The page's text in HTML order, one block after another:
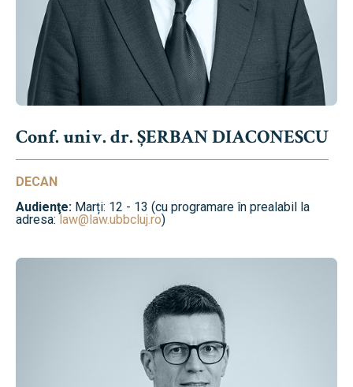
Conf. univ. dr. ȘERBAN DIACONESCU
DECAN
Audienţe: Marți: 12 - 13 (cu programare în prealabil la
adresa:law@law.ubbcluj.ro)